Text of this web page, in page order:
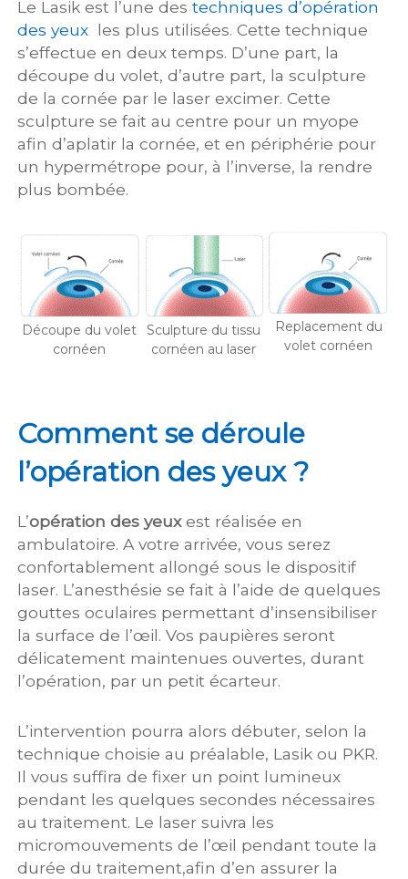
Le Lasik est l’une des techniques d’opération
des yeux les plus utilisées. Cette technique
s’effectue en deux temps. D’une part, la
découpe du volet, d’autre part, la sculpture
de la cornée par le laser excimer. Cette
sculpture se fait au centre pour un myope
afin d’aplatir la cornée, et en périphérie pour
un hypermétrope pour, à l’inverse, la rendre
plus bombée.
Découpe du volet
cornéen
Sculpture du tissu
cornéen au laser
Replacement du
volet cornéen
Comment se déroule
l’opération des yeux ?
L’opération des yeuxest réalisée en
ambulatoire. A votre arrivée, vous serez
confortablement allongé sous le dispositif
laser. L’anesthésie se fait à l’aide de quelques
gouttes oculaires permettant d’insensibiliser
la surface de l’œil. Vos paupières seront
délicatement maintenues ouvertes, durant
l’opération, par un petit écarteur.
L’intervention pourra alors débuter, selon la
technique choisie au préalable, Lasik ou PKR.
Il vous suffira de fixer un point lumineux
pendant les quelques secondes nécessaires
au traitement. Le laser suivra les
micromouvements de l’œil pendant toute la
durée du traitement,afin d’en assurer la